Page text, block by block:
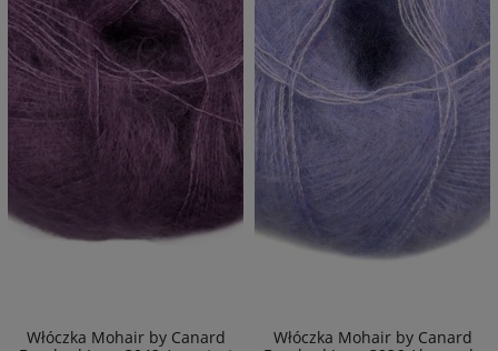
Włóczka Mohair by Canard
Włóczka Mohair by Canard